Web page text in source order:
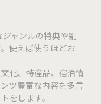
気軽にご相談くださ
ャンルの特典や割
使えば使うほどお
化、特産品、宿泊情
ツ豊富な内容を多言
をします。